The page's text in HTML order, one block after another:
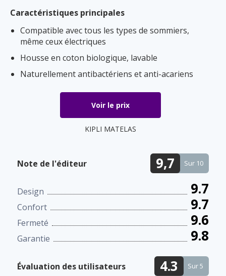
Caractéristiques principales
Compatible avec tous les types de sommiers,
même ceux électriques
Housse en coton biologique, lavable
Naturellement antibactériens et anti-acariens
Voir le prix
KIPLI MATELAS
Note de l'éditeur 9,7 Sur 10
Design 9.7
Confort 9.7
Fermeté 9.6
Garantie 9.8
Évaluation des utilisateurs 4.3 Sur 5